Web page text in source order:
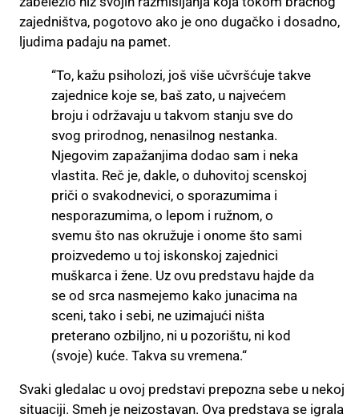
zajedništva, pogotovo ako je ono dugačko i dosadno,
ljudima padaju na pamet.
“To, kažu psiholozi, još više učvršćuje takve
zajednice koje se, baš zato, u najvećem
broju i održavaju u takvom stanju sve do
svog prirodnog, nenasilnog nestanka.
Njegovim zapažanjima dodao sam i neka
vlastita. Reč je, dakle, o duhovitoj scenskoj
priči o svakodnevici, o sporazumima i
nesporazumima, o lepom i ružnom, o
svemu što nas okružuje i onome što sami
proizvedemo u toj iskonskoj zajednici
muškarca i žene. Uz ovu predstavu hajde da
se od srca nasmejemo kako junacima na
sceni, tako i sebi, ne uzimajući ništa
preterano ozbiljno, ni u pozorištu, ni kod
(svoje) kuće. Takva su vremena.“
Svaki gledalac u ovoj predstavi prepozna sebe u nekoj
situaciji. Smeh je neizostavan. Ova predstava se igrala